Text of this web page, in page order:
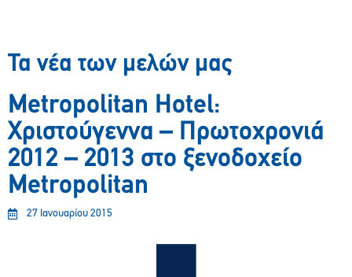
Τα νέα των μελών μας
Metropolitan Hotel:
Χριστούγεννα – Πρωτοχρονιά
2012 – 2013 στο ξενοδοχείο
Metropolitan
27 Ιανουαρίου 2015